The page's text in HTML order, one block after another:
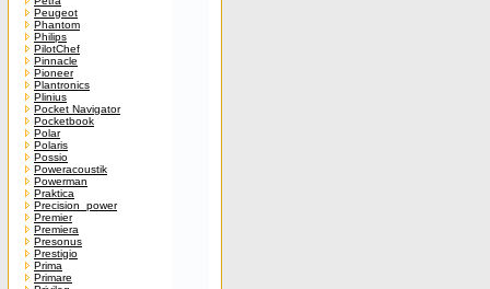
Peugeot
Phantom
Philips
PilotChef
Pinnacle
Pioneer
Plantronics
Plinius
Pocket Navigator
Pocketbook
Polar
Polaris
Possio
Poweracoustik
Powerman
Praktica
Precision_power
Premier
Premiera
Presonus
Prestigio
Prima
Primare